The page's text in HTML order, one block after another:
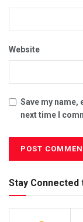
Website
Save my
next time I
Stay Connected